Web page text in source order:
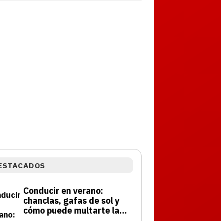
Conducir en verano:
chanclas, gafas de sol y
cómo puede multarte la